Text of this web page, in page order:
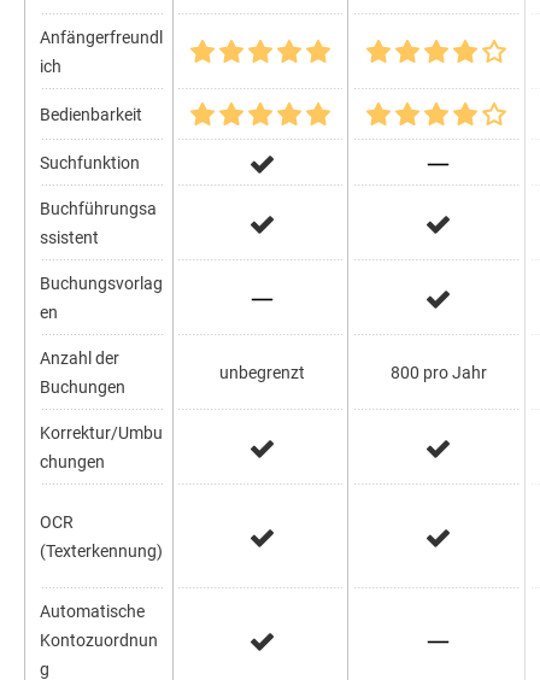
Anfängerfreundl
ich
Bedienbarkeit
Suchfunktion
Buchführungsa
ssistent
Buchungsvorlag
en
Anzahl der
Buchungen
Korrektur/Umbu
chungen
OCR
(Texterkennung)
Automatische
Kontozuordnun
g
unbegrenzt 800 pro Jahr